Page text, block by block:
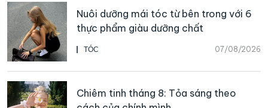
TÓC 07/08/2026
Nuôi dưỡng mái tóc từ bên trong với 6
thực phẩm giàu dưỡng chất
Chiêm tinh tháng 8: Tỏa sáng theo